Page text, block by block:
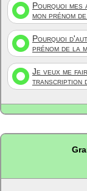
Pourquoi
mon prénom
Pourquoi
prénom de la
Je veux me
transcription